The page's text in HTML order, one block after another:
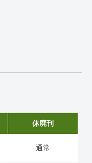
休廃刊
通常